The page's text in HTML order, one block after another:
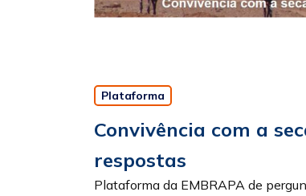
Plataforma
Convivência com a
respostas
Plataforma da EMBRAPA de